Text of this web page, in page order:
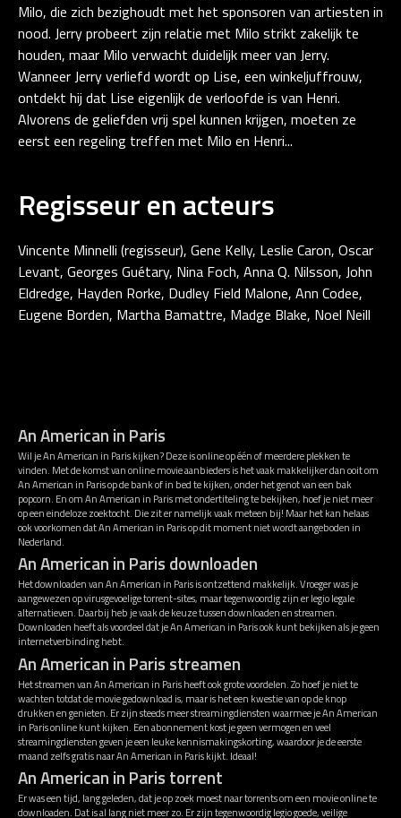
Milo, die zich bezighoudt met het sponsoren van artiesten in
nood. Jerry probeert zijn relatie met Milo strikt zakelijk te
houden, maar Milo verwacht duidelijk meer van Jerry.
Wanneer Jerry verliefd wordt op Lise, een winkeljuffrouw,
ontdekt hij dat Lise eigenlijk de verloofde is van Henri.
Alvorens de geliefden vrij spel kunnen krijgen, moeten ze
eerst een regeling treffen met Milo en Henri...
Regisseur en acteurs
Vincente Minnelli (regisseur), Gene Kelly, Leslie Caron, Oscar
Levant, Georges Guétary, Nina Foch, Anna Q. Nilsson, John
Eldredge, Hayden Rorke, Dudley Field Malone, Ann Codee,
Eugene Borden, Martha Bamattre, Madge Blake, Noel Neill
An American in Paris
Wil je An American in Paris kijken? Deze is online op één of meerdere plekken te
vinden. Met de komst van online movie aanbieders is het vaak makkelijker dan ooit om
An American in Paris op de bank of in bed te kijken, onder het genot van een bak
popcorn. En om An American in Paris met ondertiteling te bekijken, hoef je niet meer
op een eindeloze zoektocht. Die zit er namelijk vaak meteen bij! Maar het kan helaas
ook voorkomen dat An American in Paris op dit moment niet wordt aangeboden in
Nederland.
An American in Paris downloaden
Het downloaden van An American in Paris is ontzettend makkelijk. Vroeger was je
aangewezen op virusgevoelige torrent-sites, maar tegenwoordig zijn er legio legale
alternatieven. Daarbij heb je vaak de keuze tussen downloaden en streamen.
Downloaden heeft als voordeel dat je An American in Paris ook kunt bekijken als je geen
internetverbinding hebt.
An American in Paris streamen
Het streamen van An American in Paris heeft ook grote voordelen. Zo hoef je niet te
wachten totdat de movie gedownload is, maar is het een kwestie van op de knop
drukken en genieten. Er zijn steeds meer streamingdiensten waarmee je An American
in Paris online kunt kijken. Een abonnement kost je geen vermogen en veel
streamingdiensten geven je een leuke kennismakingskorting, waardoor je de eerste
maand zelfs gratis naar An American in Paris kijkt. Ideaal!
An American in Paris torrent
Er was een tijd, lang geleden, dat je op zoek moest naar torrents om een movie online te
downloaden. Dat is al lang niet meer zo. Er zijn tegenwoordig legio goede, veilige